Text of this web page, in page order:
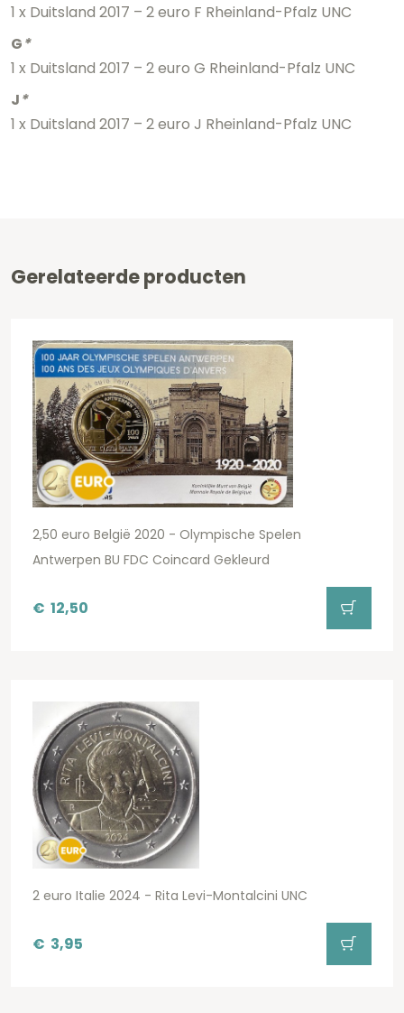
1 x Duitsland 2017 – 2 euro F Rheinland-Pfalz UNC
G*
1 x Duitsland 2017 – 2 euro G Rheinland-Pfalz UNC
J*
1 x Duitsland 2017 – 2 euro J Rheinland-Pfalz UNC
Gerelateerde producten
2,50 euro België 2020 - Olympische Spelen
Antwerpen BU FDC Coincard Gekleurd
€ 12,50
2 euro Italie 2024 - Rita Levi-Montalcini UNC
€ 3,95